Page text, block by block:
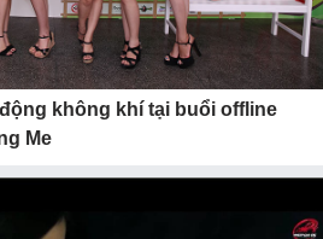
không khí tại buổi offline
Me